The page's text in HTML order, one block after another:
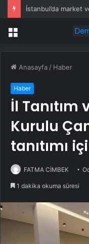
Menü
Anasayfa / Haber
Haber
İl Tanıtım
Kurulu
tanıtımı
FATMA CİMBEK
1 dakika okuma süresi